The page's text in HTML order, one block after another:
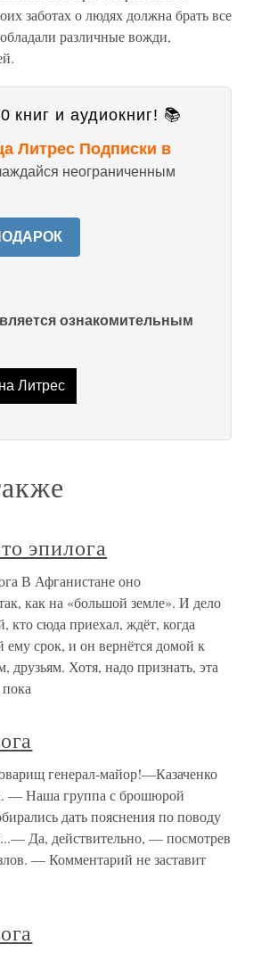
заботах о людях должна брать все
различные вожди,
книг и аудиокниг! 📚
Литрес Подписки в
неограниченным
ознакомительным
Литрес
эпилога
В Афганистане оно
как на «большой земле». И дело
кто сюда приехал, ждёт, когда
срок, и он вернётся домой к
друзьям. Хотя, надо признать, эта
генерал-майор!—Казаченко
— Наша группа с брошюрой
дать пояснения по поводу
Да, действительно, — посмотрев
— Комментарий не заставит